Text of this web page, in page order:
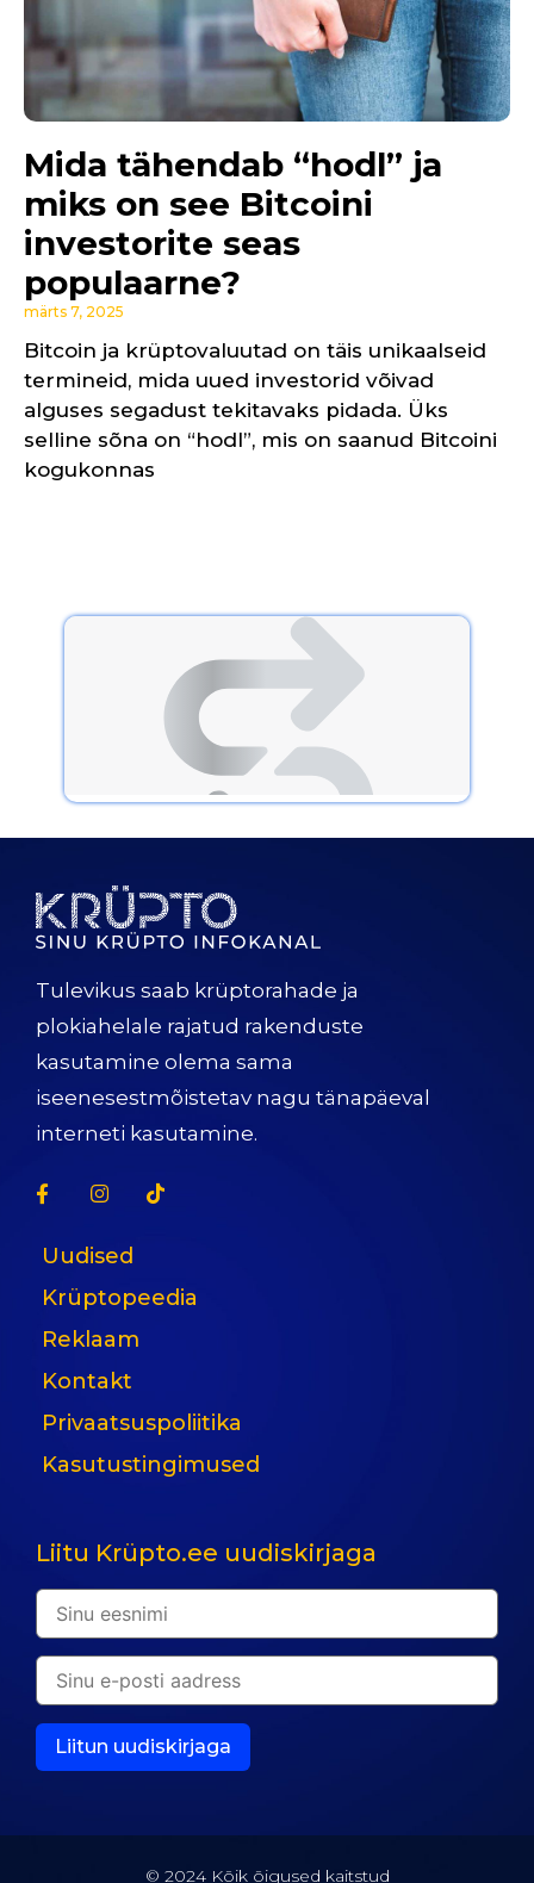
Mida tähendab “hodl” ja
miks on see Bitcoini
investorite seas
populaarne?
märts 7, 2025
Bitcoin ja krüptovaluutad on täis unikaalseid
termineid, mida uued investorid võivad
alguses segadust tekitavaks pidada. Üks
selline sõna on “hodl”, mis on saanud Bitcoini
kogukonnas
Tulevikus saab krüptorahade ja
plokiahelale rajatud rakenduste
kasutamine olema sama
iseenesestmõistetav nagu tänapäeval
interneti kasutamine.
Uudised
Krüptopeedia
Reklaam
Kontakt
Privaatsuspoliitika
Kasutustingimused
Liitu Krüpto.ee uudiskirjaga
© 2024 Kõik õigused kaitstud